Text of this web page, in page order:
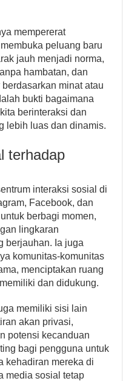
mempererat
peluang baru
jauh menjadi norma,
hambatan, dan
minat atau
bukti bagaimana
berinteraksi dan
lebih luas dan dinamis.
terhadap
interaksi sosial di
Facebook, dan
berbagi momen,
lingkaran
berjauhan. Ia juga
komunitas-komunitas
menciptakan ruang
dan didukung.
memiliki sisi lain
akan privasi,
potensi kecanduan
bagi pengguna untuk
kehadiran mereka di
media sosial tetap